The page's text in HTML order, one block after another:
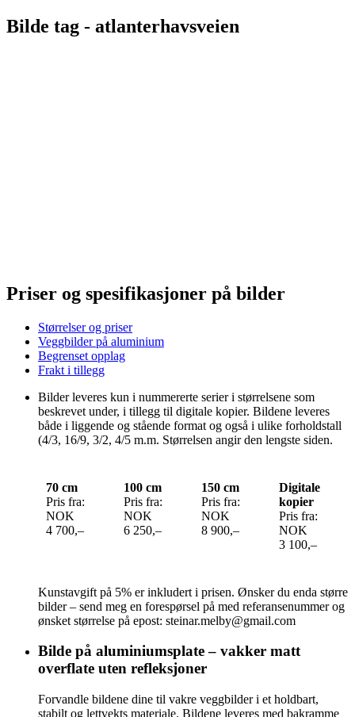
Bilde tag - atlanterhavsveien
Priser og spesifikasjoner på bilder
Størrelser og priser
Veggbilder på aluminium
Begrenset opplag
Frakt i tillegg
Bilder leveres kun i nummererte serier i størrelsene som
beskrevet under, i tillegg til digitale kopier. Bildene leveres
både i liggende og stående format og også i ulike forholdstall
(4/3, 16/9, 3/2, 4/5 m.m. Størrelsen angir den lengste siden.
70 cm
Pris fra:
NOK
4 700,–
100 cm
Pris fra:
NOK
6 250,–
150 cm
Pris fra:
NOK
8 900,–
Digitale
kopier
Pris fra:
NOK
3 100,–
Kunstavgift på 5% er inkludert i prisen. Ønsker du enda større
bilder – send meg en forespørsel på med referansenummer og
ønsket størrelse på epost: steinar.melby@gmail.com
Bilde på aluminiumsplate – vakker matt
overflate uten refleksjoner
Forvandle bildene dine til vakre veggbilder i et holdbart,
stabilt og lettvekts materiale. Bildene leveres med bakramme